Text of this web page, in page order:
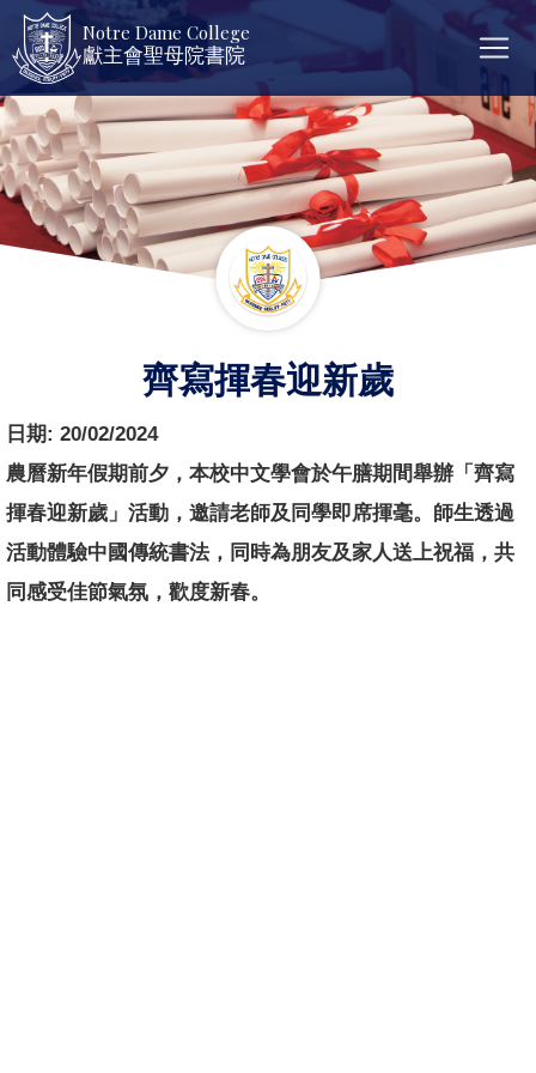
Notre Dame College
獻主會聖母院書院
齊寫揮春迎新歲
日期: 20/02/2024
農曆新年假期前夕，本校中文學會於午膳期間舉辦「 齊寫
揮春迎新歲」活動，邀請老師及同學即席揮毫。 師生透過
活動體驗中國傳統書法，同時為朋友及家人送上祝福， 共
同感受佳節氣氛，歡度新春。